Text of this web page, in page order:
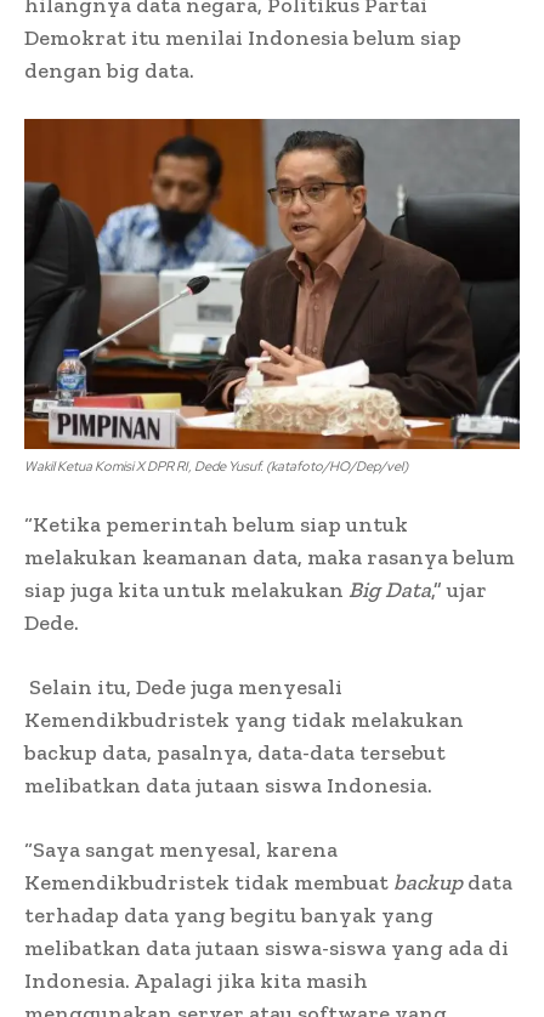
Demokrat itu menilai Indonesia belum siap
dengan big data.
Wakil Ketua Komisi X DPR RI, Dede Yusuf. (katafoto/HO/Dep/vel)
“Ketika pemerintah belum siap untuk
melakukan keamanan data, maka rasanya belum
siap juga kita untuk melakukan Big Data,” ujar
Dede.
Selain itu, Dede juga menyesali
Kemendikbudristek yang tidak melakukan
backup data, pasalnya, data-data tersebut
melibatkan data jutaan siswa Indonesia.
“Saya sangat menyesal, karena
Kemendikbudristek tidak membuat backupdata
terhadap data yang begitu banyak yang
melibatkan data jutaan siswa-siswa yang ada di
Indonesia. Apalagi jika kita masih